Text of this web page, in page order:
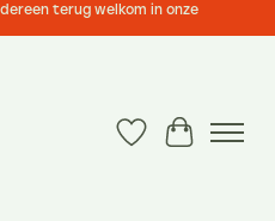
terug welkom in onze
Verlanglijst